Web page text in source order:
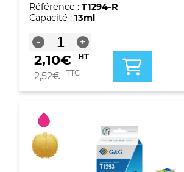
Référence : T1294-R
Capacité : 13ml
-
quantité
de
Cartouche
compatible
T1294
C13T12944012
-
(Série
pomme)
+
2,10€ HT
2,52€ TTC